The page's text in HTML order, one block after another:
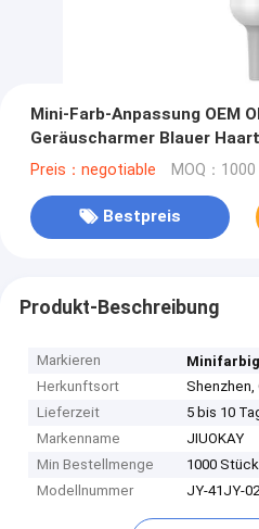
Mini-Farb-Anpassung OEM
Geräuscharmer Blauer
Preis：negotiable MOQ：
Bestpreis
Produkt-Beschreibung
Markieren
Herkunftsort
Shenzhen,
Lieferzeit
5 bis 10
Markenname
JIUOKAY
Min Bestellmenge
1000 Stück
Modellnummer
JY-41JY-